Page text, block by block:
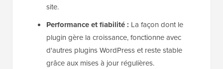
site.
Performance et fiabilité : La façon dont le
plugin gère la croissance, fonctionne avec
d'autres plugins WordPress et reste stable
grâce aux mises à jour régulières.